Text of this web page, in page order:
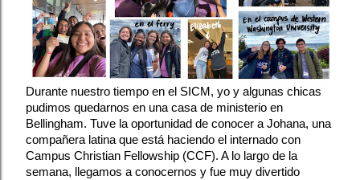
Durante nuestro tiempo en el SICM, yo y algunas chicas
pudimos quedarnos en una casa de ministerio en
Bellingham. Tuve la oportunidad de conocer a Johana, una
compañera latina que está haciendo el internado con
Campus Christian Fellowship (CCF). A lo largo de la
semana, llegamos a conocernos y fue muy divertido